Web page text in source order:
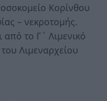
Κορίνθου
– νεκροτομής.
από το Γ΄ Λιμενικό
Λιμεναρχείου